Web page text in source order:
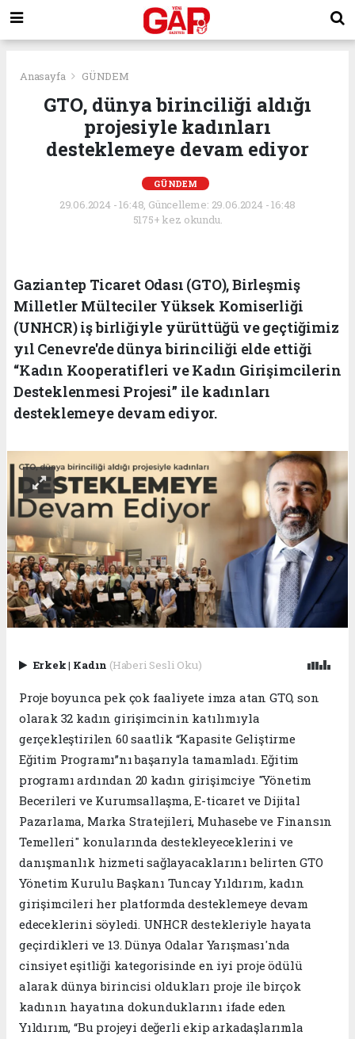
Anasayfa GÜNDEM
GTO, dünya birinciliği aldığı
projesiyle kadınları
desteklemeye devam ediyor
GÜNDEM
29.06.2024 - 16:48, Güncelleme: 29.06.2024 - 16:48
5175+ kez okundu.
Gaziantep Ticaret Odası (GTO), Birleşmiş
Milletler Mülteciler Yüksek Komiserliği
(UNHCR) iş birliğiyle yürüttüğü ve geçtiğimiz
yıl Cenevre'de dünya birinciliği elde ettiği
“Kadın Kooperatifleri ve Kadın Girişimcilerin
Desteklenmesi Projesi” ile kadınları
desteklemeye devam ediyor.
Erkek| Kadın (Haberi Sesli Oku)
Proje boyunca pek çok faaliyete imza atan GTO, son
olarak 32 kadın girişimcinin katılımıyla
gerçekleştirilen 60 saatlik “Kapasite Geliştirme
Eğitim Programı”nı başarıyla tamamladı. Eğitim
programı ardından 20 kadın girişimciye "Yönetim
Becerileri ve Kurumsallaşma, E-ticaret ve Dijital
Pazarlama, Marka Stratejileri, Muhasebe ve Finansın
Temelleri" konularında destekleyeceklerini ve
danışmanlık hizmeti sağlayacaklarını belirten GTO
Yönetim Kurulu Başkanı Tuncay Yıldırım, kadın
girişimcileri her platformda desteklemeye devam
edeceklerini söyledi. UNHCR destekleriyle hayata
geçirdikleri ve 13. Dünya Odalar Yarışması'nda
cinsiyet eşitliği kategorisinde en iyi proje ödülü
alarak dünya birincisi oldukları proje ile birçok
kadının hayatına dokunduklarını ifade eden
Yıldırım, “Bu projeyi değerli ekip arkadaşlarımla